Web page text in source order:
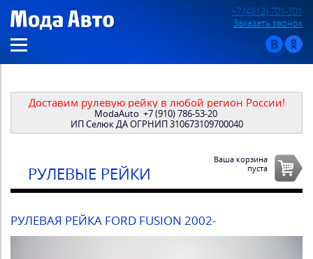
+7 (4812) 701-301
Заказать звонок
Доставим рулевую рейку в любой регион России!
ModaAuto +7 (910) 786-53-20
ИП Селюк ДА ОГРНИП 310673109700040
РУЛЕВЫЕ РЕЙКИ
Ваша корзина
пуста
РУЛЕВАЯ РЕЙКА FORD FUSION 2002-